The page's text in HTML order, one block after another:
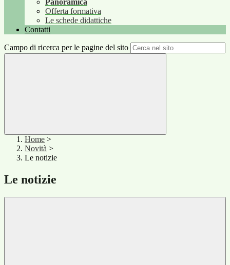
Panoramica
Offerta formativa
Le schede didattiche
Contatti
Campo di ricerca per le pagine del sito
Home >
Novità >
Le notizie
Le notizie